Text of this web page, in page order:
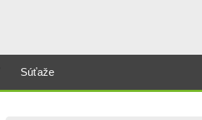
Súťaže